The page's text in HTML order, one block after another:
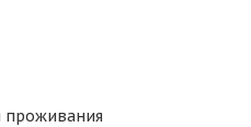
проживания